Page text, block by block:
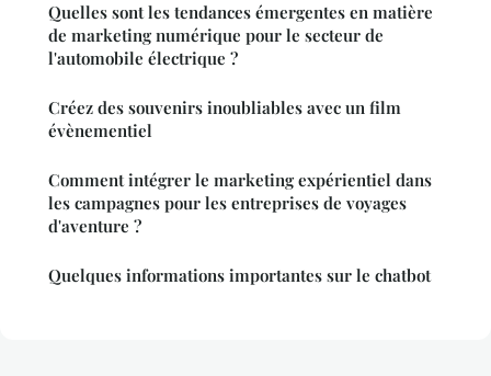
Quelles sont les tendances émergentes en matière
de marketing numérique pour le secteur de
l'automobile électrique ?
Créez des souvenirs inoubliables avec un film
évènementiel
Comment intégrer le marketing expérientiel dans
les campagnes pour les entreprises de voyages
d'aventure ?
Quelques informations importantes sur le chatbot